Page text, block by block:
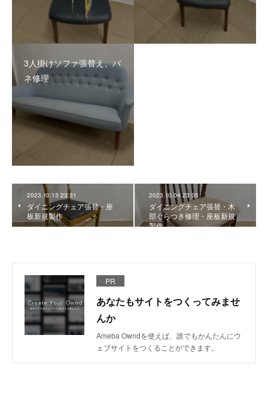
3人掛けソファ張替え、バ
ネ修理
2023.10.13 23:31
ダイニングチェア張替・座
板新規製作
2023.10.04 23:05
ダイニングチェア張替・木
部ぐらつき修理・座板新規
製作
PR
あなたもサイトをつくってみませ
んか
Ameba Owndを使えば、誰でもかんたんにウ
ェブサイトをつくることができます。